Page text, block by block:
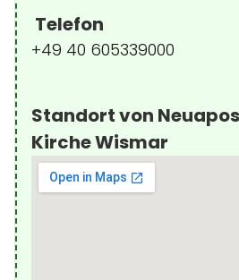
Telefon
+49 40 605339000
Standort von
Kirche Wismar